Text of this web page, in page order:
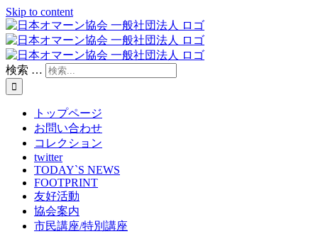
Skip to content
検索 …
トップページ
お問い合わせ
コレクション
twitter
TODAY`S NEWS
FOOTPRINT
友好活動
協会案内
市民講座/特別講座